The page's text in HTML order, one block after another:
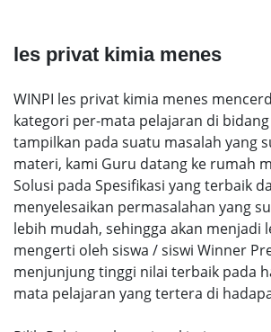
les privat kimia menes
WINPI les privat kimia menes
kategori per-mata pelajaran di
tampilkan pada suatu masalah yang
materi, kami Guru datang ke rumah
Solusi pada Spesifikasi yang terbaik
menyelesaikan permasalahan yang
lebih mudah, sehingga akan menjadi
mengerti oleh siswa / siswi Winner
menjunjung tinggi nilai terbaik pada
mata pelajaran yang tertera di